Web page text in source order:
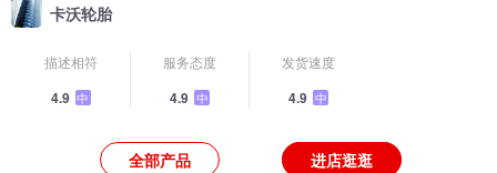
卡沃轮胎
描述相符
4.9 中
服务态度
4.9 中
发货速度
4.9 中
全部产品 进店逛逛